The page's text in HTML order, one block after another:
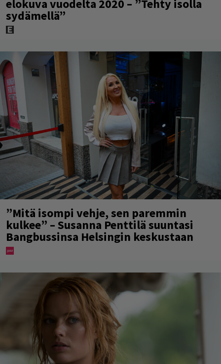
elokuva vuodelta 2020 – ”Tehty isolla
sydämellä”
”Mitä isompi vehje, sen paremmin
kulkee” – Susanna Penttilä suuntasi
Bangbussinsa Helsingin keskustaan